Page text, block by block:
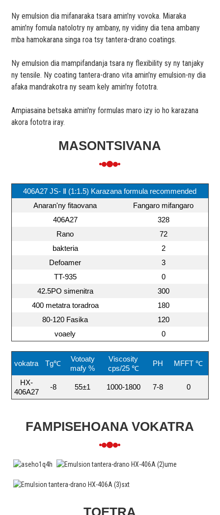
Ny emulsion dia mifanaraka tsara amin'ny vovoka. Miaraka
amin'ny fomula natolotry ny ambany, ny vidiny dia tena ambany
mba hamokarana singa roa tsy tantera-drano coatings.
Ny emulsion dia mampifandanja tsara ny flexibility sy ny tanjaky
ny tensile. Ny coating tantera-drano vita amin'ny emulsion-ny dia
afaka mandrakotra ny seam kely amin'ny fototra.
Ampiasaina betsaka amin'ny formulas maro izy io ho karazana
akora fototra iray.
MASONTSIVANA
406A27 JS- Ⅱ (1:1.5) Karazana formula recommended
Anaran'ny fitaovana
Fangaro mifangaro
406A27
328
Rano
72
bakteria
2
Defoamer
3
TT-935
0
42.5PO simenitra
300
400 metatra toradroa
180
80-120 Fasika
120
voaely
0
vokatra Tg℃
Votoaty
mafy %
Viscosity
cps/25 ℃
PH MFFT ℃
HX-
406A27
-8 55±1 1000-1800 7-8 0
FAMPISEHOANA VOKATRA
TOETRA